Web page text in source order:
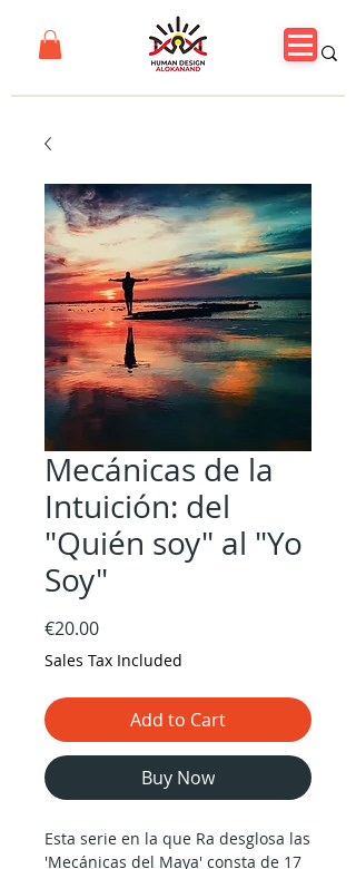
Mecánicas de la
Intuición: del
"Quién soy" al "Yo
Soy"
€20.00Price
Sales Tax Included
Add to Cart
Buy Now
Esta serie en la que Ra desglosa las
'Mecánicas del Maya' consta de 17